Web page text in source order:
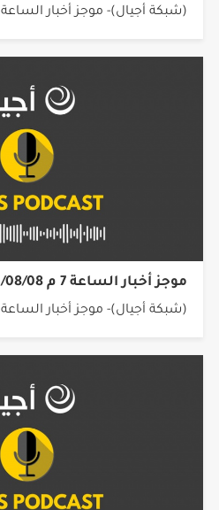
(شبكة أجيال)- موجز أخبار الساعة 8 م 2026/08/08
موجز أخبار الساعة 7 م 2026/08/08
(شبكة أجيال)- موجز أخبار الساعة 7 م 2026/08/08